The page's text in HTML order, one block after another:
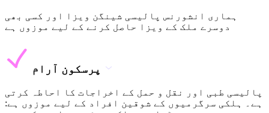
ہماری انشورنس پالیسی شینگن ویزا اور کسی بھی
دوسرے ملک کے ویزا حاصل کرنے کے لیے موزوں ہے
پرسکون آرام
پالیسی طبی اور نقل و حمل کے اخراجات کا احاطہ کرتی
ہے۔ ہلکی سرگرمیوں کے شوقین افراد کے لیے موزوں ہے: